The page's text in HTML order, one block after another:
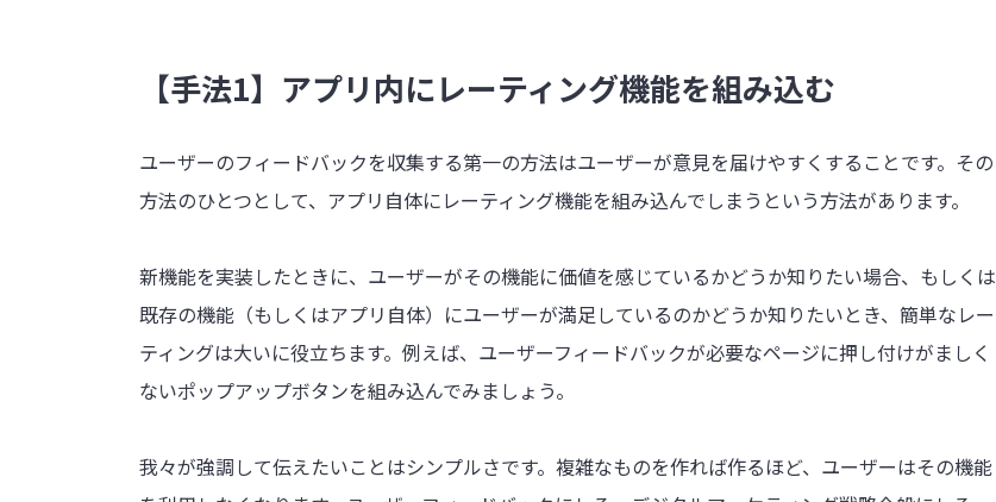
【手法1】アプリ内にレーティング機能を組み込む
ユーザーのフィードバックを収集する第一の方法はユーザーが意見を届けやすくすることです。その
方法のひとつとして、アプリ自体にレーティング機能を組み込んでしまうという方法があります。
新機能を実装したときに、ユーザーがその機能に価値を感じているかどうか知りたい場合、もしくは
既存の機能（もしくはアプリ自体）にユーザーが満足しているのかどうか知りたいとき、簡単なレー
ティングは大いに役立ちます。例えば、ユーザーフィードバックが必要なページに押し付けがましく
ないポップアップボタンを組み込んでみましょう。
我々が強調して伝えたいことはシンプルさです。複雑なものを作れば作るほど、ユーザーはその機能